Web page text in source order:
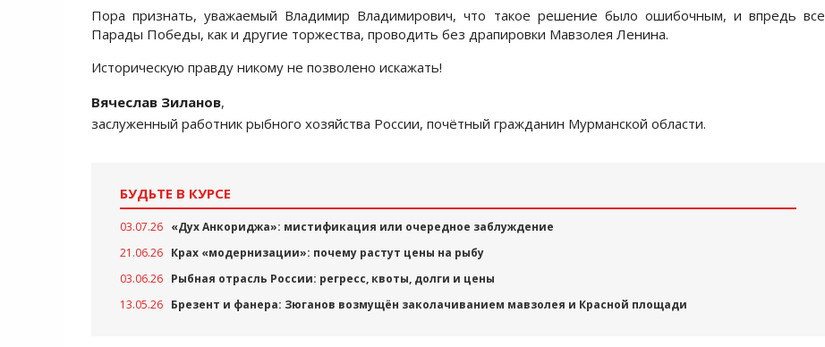
Пора признать, уважаемый Владимир Владимирович, что такое решение было ошибочным, и впредь все
Парады Победы, как и другие торжества, проводить без драпировки Мавзолея Ленина.
Историческую правду никому не позволено искажать!
Вячеслав Зиланов,
заслуженный работник рыбного хозяйства России, почётный гражданин Мурманской области.
БУДЬТЕ В КУРСЕ
03.07.26 «Дух Анкориджа»: мистификация или очередное заблуждение
21.06.26 Крах «модернизации»: почему растут цены на рыбу
03.06.26 Рыбная отрасль России: регресс, квоты, долги и цены
13.05.26 Брезент и фанера: Зюганов возмущён заколачиванием мавзолея и Красной площади